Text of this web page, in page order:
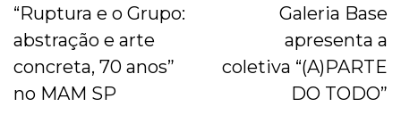
“Ruptura e o Grupo:
abstração e arte
concreta, 70 anos”
no MAM SP
Galeria Base
apresenta a
coletiva “(A)PARTE
DO TODO”